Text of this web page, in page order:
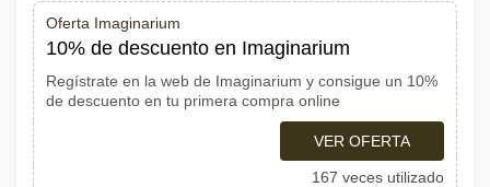
Oferta Imaginarium
10% de descuento en Imaginarium
Regístrate en la web de Imaginarium y consigue un 10%
de descuento en tu primera compra online
VER OFERTA
167 veces utilizado